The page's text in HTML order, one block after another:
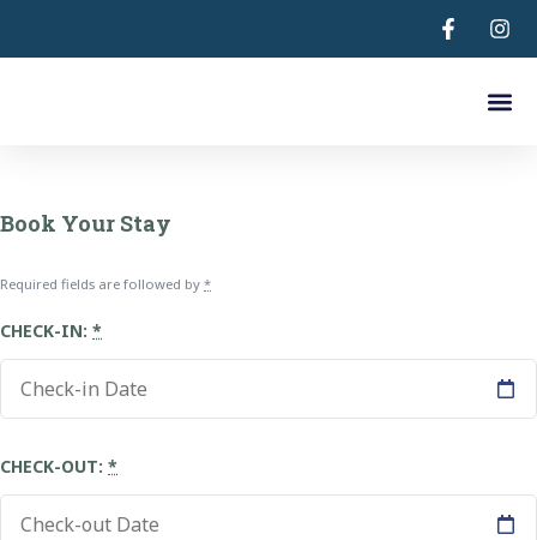
Book Your Stay
Required fields are followed by *
CHECK-IN: *
CHECK-OUT: *